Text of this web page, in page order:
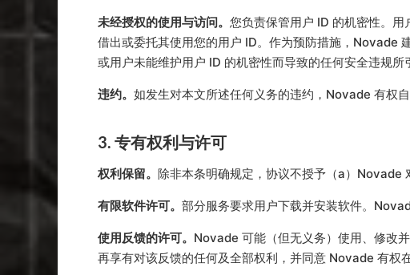
未经授权的使用与访问。 您负责保管用户 ID 的机密性。
借出或委托其使用您的用户 ID。作为预防措施，Novade
或用户未能维护用户 ID 的机密性而导致的任何安全违规
违约。 如发生对本文所述任何义务的违约，Novade 有权
3. 专有权利与许可
权利保留。 除非本条明确规定，协议不授予（a）Novade
有限软件许可。 部分服务要求用户下载并安装软件。
使用反馈的许可。 Novade 可能（但无义务）使用、修改
再享有对该反馈的任何及全部权利，并同意 Novade 有权